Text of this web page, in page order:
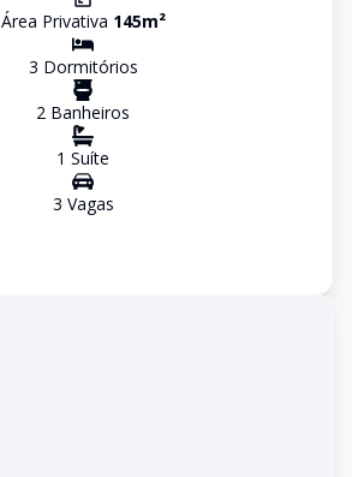
Área Privativa 145m²
3 Dormitórios
2 Banheiros
1 Suíte
3 Vagas